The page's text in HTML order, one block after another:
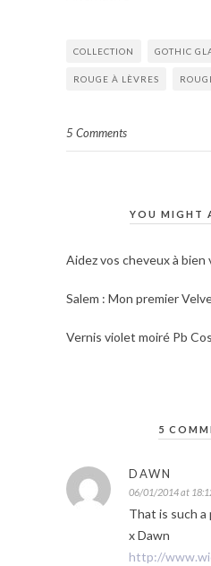
COLLECTION GOTHIC
ROUGE À LÈVRES
5 Comments
YOU MIGHT
Aidez vos cheveux à
Salem : Mon premier
Vernis violet moiré Pb
5
DAWN
06/01/2014 at
That is such
x Dawn
http://